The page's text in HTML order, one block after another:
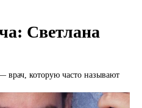
Светлана
врач, которую часто называют